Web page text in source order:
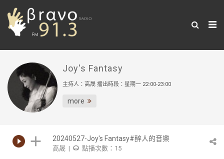
Joy's Fantasy
主持人：高晟 播出時段：星期一 22:00-23:00
more
20240527-Joy's Fantasy#醉人的音樂
高晟 | 點播次數：15